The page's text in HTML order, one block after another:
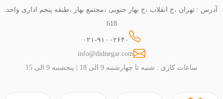
آدرس : تهران ،خ انقلاب ،خ بهار جنوبی ،مجتمع بهار ،طبقه پنجم اداری واحد
618
۰۲۱-۹۱۰۰۲۶۴۰
info@didnegar.com
ساعات کاری : شنبه تا چهارشنبه 9 الی 18 | پنجشنبه 9 الی 15